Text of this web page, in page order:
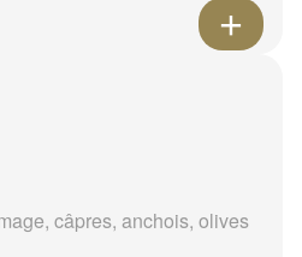
câpres, anchois, olives